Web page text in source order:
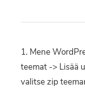
Mene
teemat -> Lisää
valitse zip